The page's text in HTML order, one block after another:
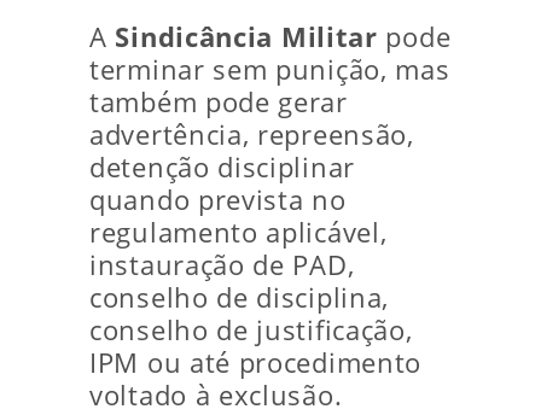
A Sindicância Militar pode
terminar sem punição, mas
também pode gerar
advertência, repreensão,
detenção disciplinar
quando prevista no
regulamento aplicável,
instauração de PAD,
conselho de disciplina,
conselho de justificação,
IPM ou até procedimento
voltado à exclusão.